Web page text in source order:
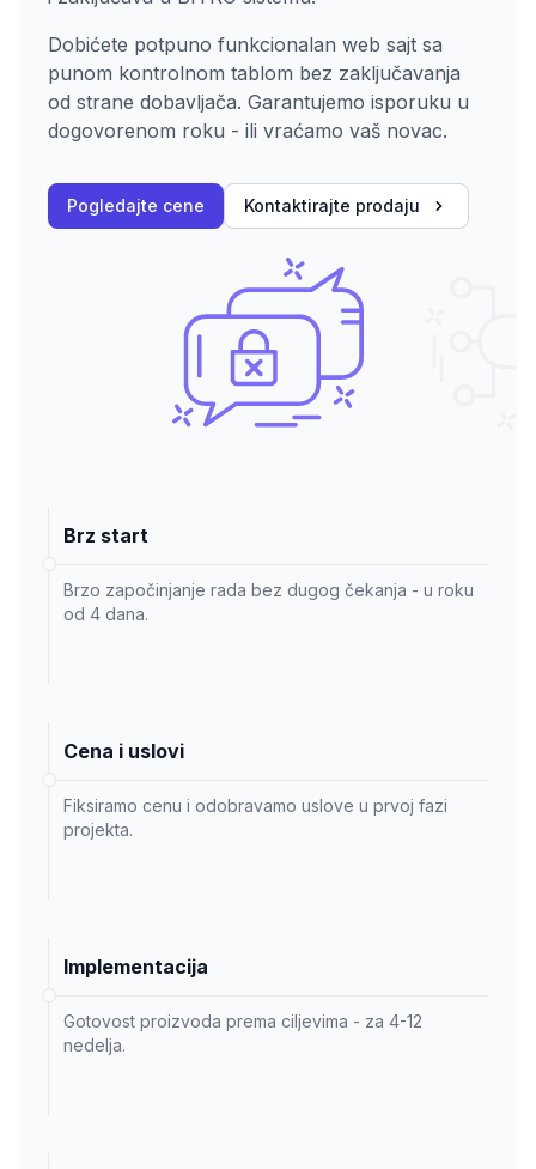
Dobićete potpuno funkcionalan web sajt sa
punom kontrolnom tablom bez zaključavanja
od strane dobavljača. Garantujemo isporuku u
dogovorenom roku - ili vraćamo vaš novac.
Pogledajte cene Kontaktirajte prodaju
Brz start
Brzo započinjanje rada bez dugog čekanja - u roku
od 4 dana.
Cena i uslovi
Fiksiramo cenu i odobravamo uslove u prvoj fazi
projekta.
Implementacija
Gotovost proizvoda prema ciljevima - za 4-12
nedelja.